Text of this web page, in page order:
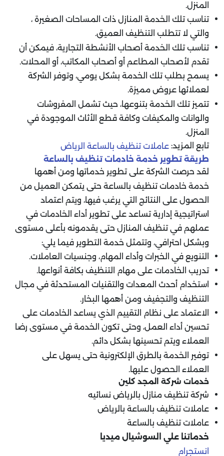
المنزل.
تناسب تلك الخدمة المنازل ذات المساحات الصغيرة ،
والتي لا تتطلب التنظيف العميق.
تناسب تلك الخدمة أصحاب الأنشطة التجارية، فيمكن أن
تقدم لأصحاب المطاعم أو أصحاب المكاتب، أو المحلات.
يسمح بطلب تلك الخدمة بشكل يومي، وتوفر الشركة
لعملائها عروض مميزة.
تتميز تلك الخدمة بتنوعها، حيث تشمل المفروشات
والوانات والمكيفات وكافة قطع الأثاث الموجودة في
المنزل.
تابع المزيد: عاملات تنظيف بالساعة الرياض
طريقة تطوير خدمة خادمات تنظيف بالساعة
لقد حرصت الشركة على تطوير خدماتها ومن أهمها
خدمة خادمات تنظيف بالساعة حتى يتمكن العميل من
الحصول على النتائج التي يرغب فيها، ويتم اعتماد
استراتيجية إدارية تساعد على تطوير أداء الخادمات في
عملهم في تنظيف المنازل حتى يقدمونه بأعلى مستوى
وبشكل احترافي، وتتمثل خدمة التطوير فيما يلي:
التنويع في الخبرات وأداء المهام، وجنسيات العاملات.
تدريب الخادمات على مهام التنظيف بكافة أنواعها.
استخدام أحدث المعدات والتقنيات المستحدثة في مجال
التنظيف والتجفيف ومن أهمها البخار.
الاعتماد على نظام التقييم الذي يساعد الخادمات على
تحسين أداء العمل، وحتى تكون الخدمة في مستوى رضا
العملاء ويتم تحسينها بشكل دائم.
توفير الخدمة بالطرق الإلكترونية حتى يسهل على
العملاء الحصول عليها.
خدمات شركة المجد كلين
شركة تنظيف منازل بالرياض نسائيه
عاملات تنظيف بالساعة بالرياض
عاملات تنظيف بالساعة
خدماتنا علي السوشيال ميديا
انستجرام